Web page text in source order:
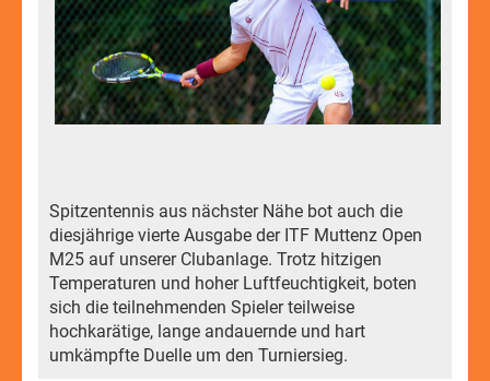
Spitzentennis aus nächster Nähe bot auch die
diesjährige vierte Ausgabe der ITF Muttenz Open
M25 auf unserer Clubanlage. Trotz hitzigen
Temperaturen und hoher Luftfeuchtigkeit, boten
sich die teilnehmenden Spieler teilweise
hochkarätige, lange andauernde und hart
umkämpfte Duelle um den Turniersieg.